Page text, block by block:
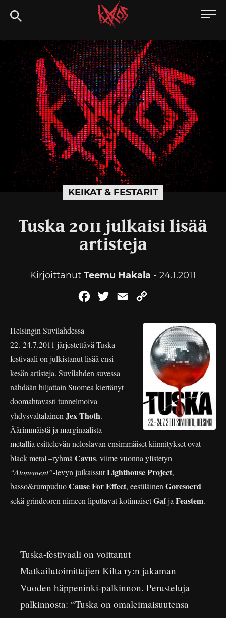
Siirry
suoraan
Kaaoszine
KEIKAT & FESTARIT
Tuska 2011 julkaisi lisää
artisteja
Kirjoittanut Teemu Hakala - 24.1.2011
FacebookTwitterEmail
Helsingin Suvilahdessa
22.-24.7.2011 järjestettävä Tuska-
festivaali on julkistanut lisää ensi
kesän artisteja. Suvilahden suvessa
nähdään hiljattain Suomea kiertänyt
doomahtavasti tunnelmoiva
yhdysvaltalainen Jex Thoth.
Äärimmäistä ja marginaalista
metallia esittelevän neloslavan ensimmäiset kiinnitykset ovat
black metal –ryhmä Cavus, viime vuonna ylistetyn
“Atonement”-levyn julkaissutLighthouse Project,
basso&rumpuduoCause For Effect, eestiläinen Goresoerd
sekä grindcoren nimeen liputtavat kotimaisetGafja Feastem.
Tuska-festivaali on voittanut
Matkailutoimittajien Kilta ry:n jakaman
Vuoden häppeninki-palkinnon. Perusteluja
palkinnosta: “Tuska on omaleimaisuutensa